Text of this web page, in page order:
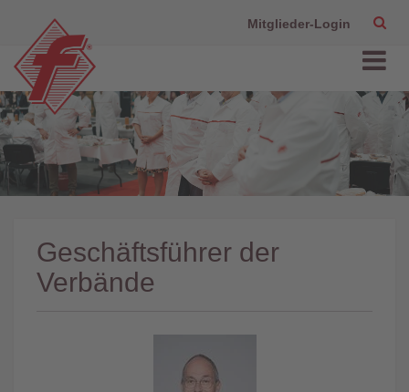
Mitglieder-Login
Geschäftsführer der
Verbände